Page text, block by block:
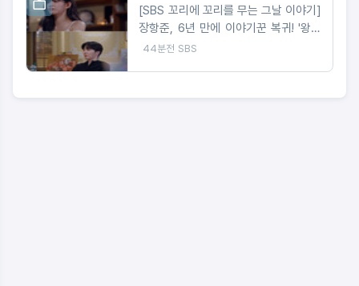
[SBS 꼬리에 꼬리를 무는 그날 이야기]
장항준, 6년 만에 이야기꾼 복귀! '왕사
남' 감독이 직접 들려주는 '단종 이야기'
44분전 SBS